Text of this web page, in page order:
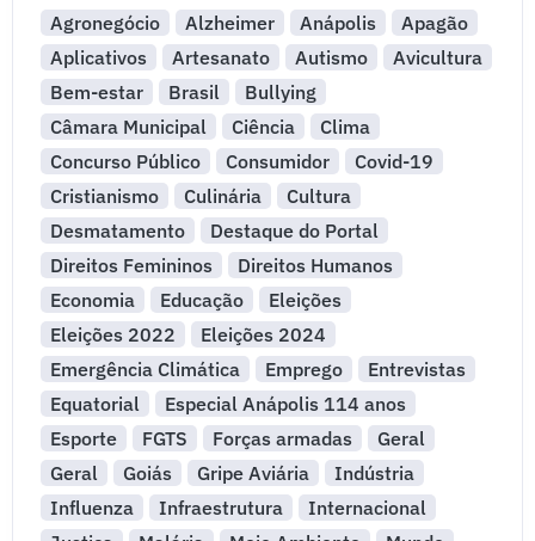
Agronegócio Alzheimer Anápolis
Apagão
Aplicativos
Artesanato Autismo
Avicultura
Bem-estar
Brasil
Bullying
Câmara Municipal
Ciência
Clima
Concurso Público
Consumidor
Covid-19
Cristianismo
Culinária
Cultura
Desmatamento
Destaque do Portal
Direitos Femininos
Direitos Humanos
Economia
Educação
Eleições
Eleições 2022
Eleições 2024
Emergência Climática
Emprego
Entrevistas
Equatorial
Especial Anápolis 114 anos
Esporte
FGTS Forças armadas
Geral
Geral
Goiás Gripe Aviária
Indústria
Influenza
Infraestrutura
Internacional